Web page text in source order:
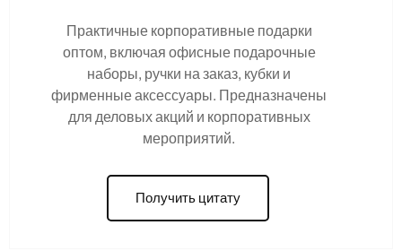
Практичные корпоративные подарки
оптом, включая офисные подарочные
наборы, ручки на заказ, кубки и
фирменные аксессуары. Предназначены
для деловых акций и корпоративных
мероприятий.
Получить цитату